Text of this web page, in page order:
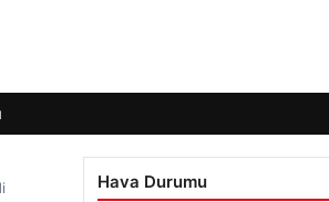
Hava Durumu